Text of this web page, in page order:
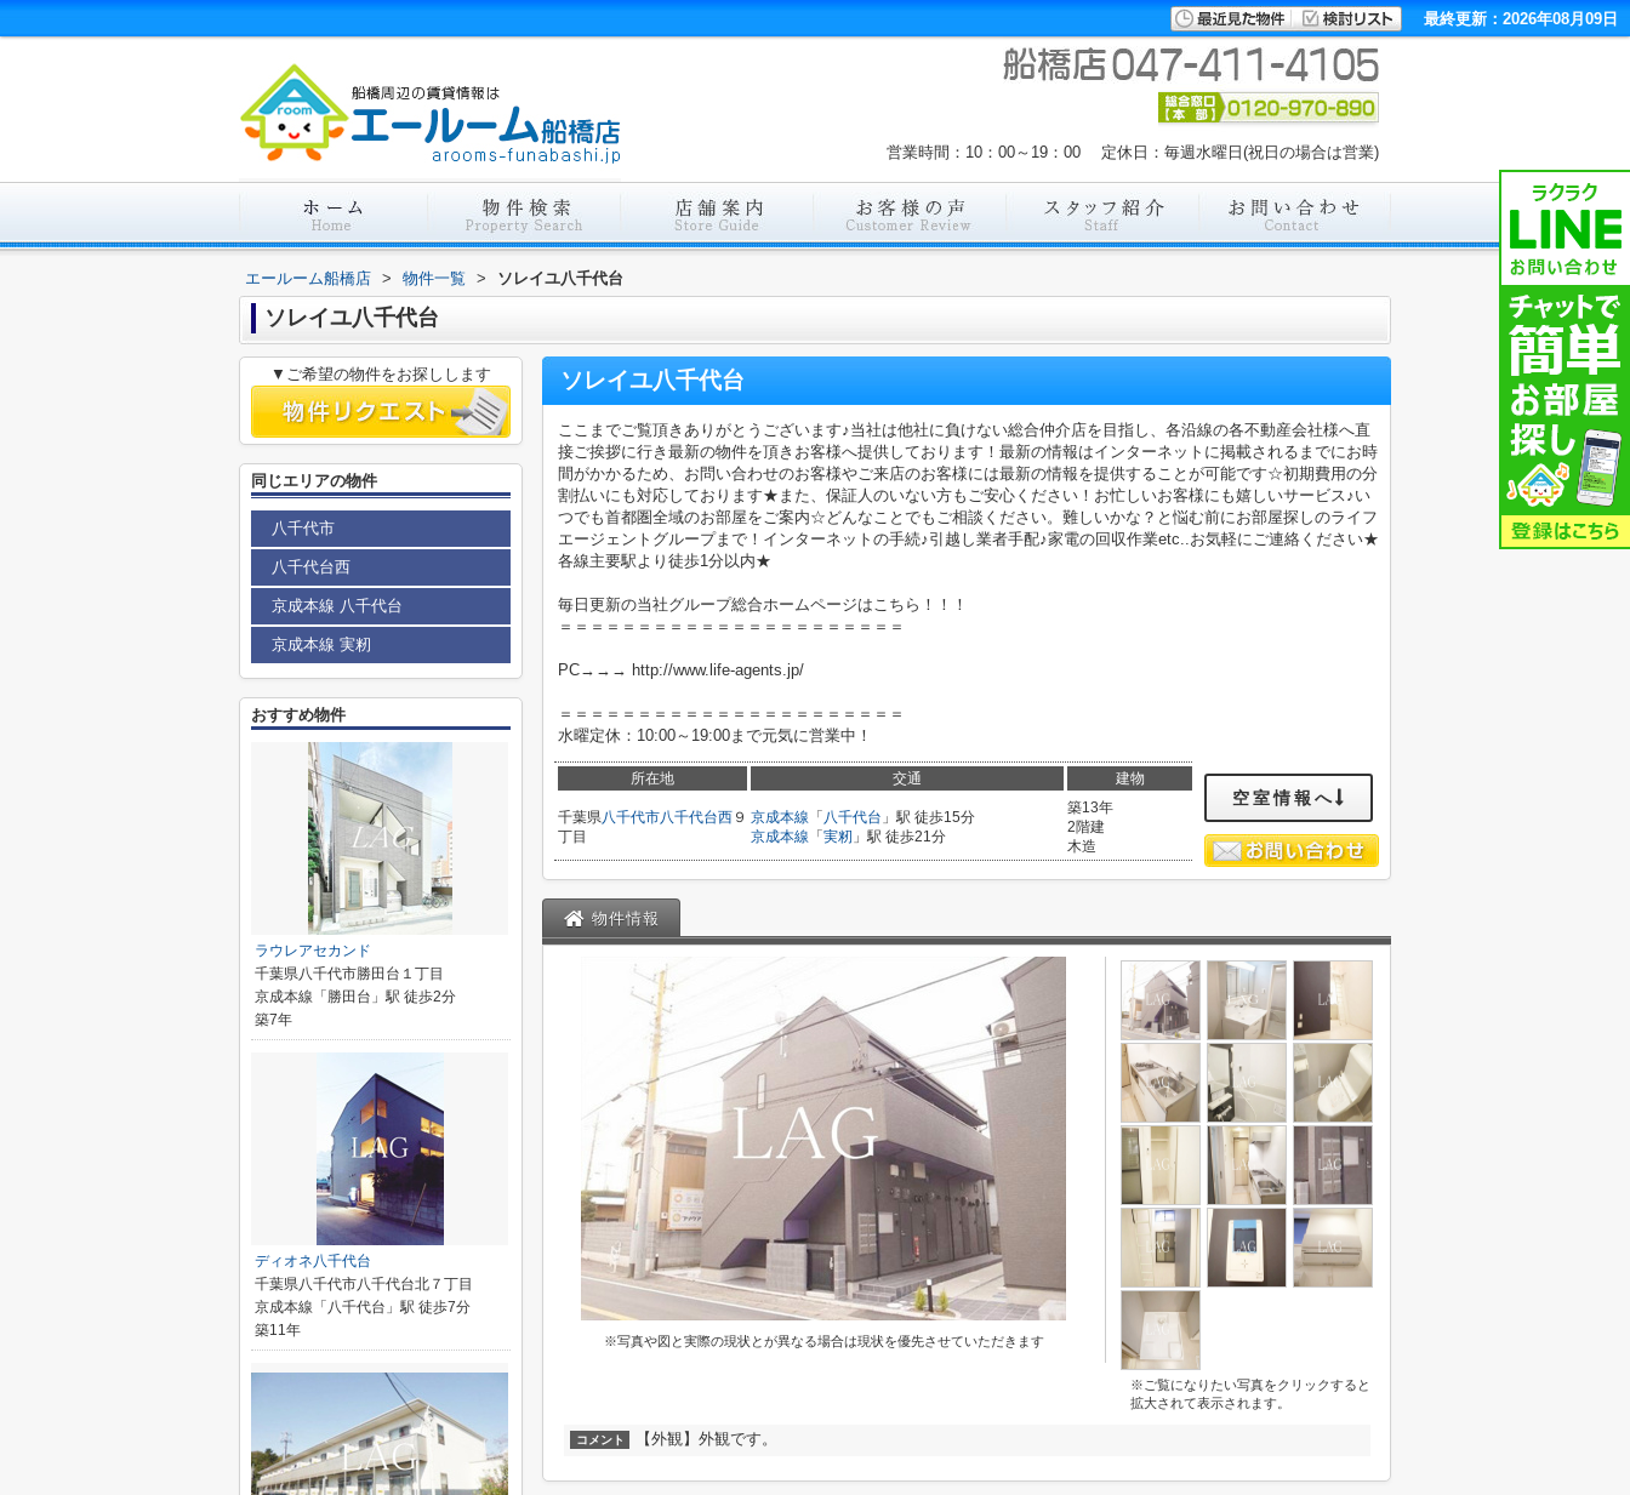
最終更新：2026年08月09日
営業時間：10：00～19：00 定休日：毎週水曜日(祝日の場合は営業)
エールーム船橋店 > 物件一覧 > ソレイユ八千代台
ソレイユ八千代台
ソレイユ八千代台
ここまでご覧頂きありがとうございます♪当社は他社に負けない総合仲介店を目指し、各沿線の各不動産会社様へ直
接ご挨拶に行き最新の物件を頂きお客様へ提供しております！最新の情報はインターネットに掲載されるまでにお時
間がかかるため、お問い合わせのお客様やご来店のお客様には最新の情報を提供することが可能です☆初期費用の分
割払いにも対応しております★また、保証人のいない方もご安心ください！お忙しいお客様にも嬉しいサービス♪い
つでも首都圏全域のお部屋をご案内☆どんなことでもご相談ください。難しいかな？と悩む前にお部屋探しのライフ
エージェントグループまで！インターネットの手続♪引越し業者手配♪家電の回収作業etc..お気軽にご連絡ください★
各線主要駅より徒歩1分以内★
毎日更新の当社グループ総合ホームページはこちら！！！
＝＝＝＝＝＝＝＝＝＝＝＝＝＝＝＝＝＝＝＝＝＝
PC→→→ http://www.life-agents.jp/
＝＝＝＝＝＝＝＝＝＝＝＝＝＝＝＝＝＝＝＝＝＝
水曜定休：10:00～19:00まで元気に営業中！
所在地 交通 建物
千葉県八千代市八千代台西 ９
丁目
京成本線 「 八千代台 」駅 徒歩15分
京成本線 「 実籾 」駅 徒歩21分
築13年
2階建
木造
空室情報へ
物件情報
※写真や図と実際の現状とが異なる場合は現状を優先させていただきます
※ご覧になりたい写真をクリックすると
拡大されて表示されます。
コメント 【外観】外観です。
▼ご希望の物件をお探しします
同じエリアの物件
八千代市
八千代台西
京成本線 八千代台
京成本線 実籾
おすすめ物件
ラウレアセカンド
千葉県八千代市勝田台１丁目
京成本線「勝田台」駅 徒歩2分
築7年
ディオネ八千代台
千葉県八千代市八千代台北７丁目
京成本線「八千代台」駅 徒歩7分
築11年